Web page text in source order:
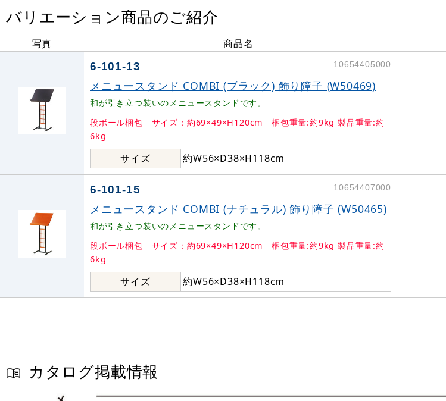
バリエーション商品のご紹介
写真 商品名
6-101-13 10654405000
メニュースタンド COMBI (ブラック) 飾り障子 (W50469)
和が引き立つ装いのメニュースタンドです。
段ボール梱包 サイズ：約69×49×H120cm 梱包重量:約9kg 製品重量:約
6kg
サイズ 約W56×D38×H118cm
6-101-15 10654407000
メニュースタンド COMBI (ナチュラル) 飾り障子 (W50465)
和が引き立つ装いのメニュースタンドです。
段ボール梱包 サイズ：約69×49×H120cm 梱包重量:約9kg 製品重量:約
6kg
サイズ 約W56×D38×H118cm
カタログ掲載情報